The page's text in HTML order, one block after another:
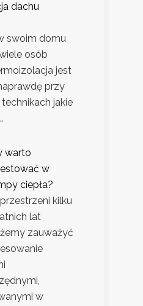
dachu
swoim domu
osób
jest
przy
jakie
warto
w
ciepła?
kilku
lat
zauważyć
w